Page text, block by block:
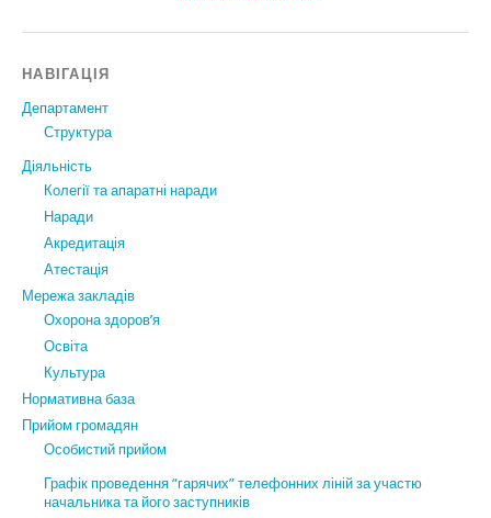
НАВІГАЦІЯ
Департамент
Структура
Діяльність
Колегії та апаратні наради
Наради
Акредитація
Атестація
Мережа закладів
Охорона здоров’я
Освіта
Культура
Нормативна база
Прийом громадян
Особистий прийом
Графік проведення “гарячих” телефонних ліній за участю
начальника та його заступників